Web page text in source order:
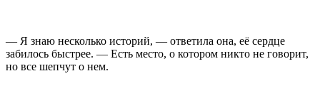
— Я знаю несколько историй, — ответила она, её сердце
забилось быстрее. — Есть место, о котором никто не говорит,
но все шепчут о нем.